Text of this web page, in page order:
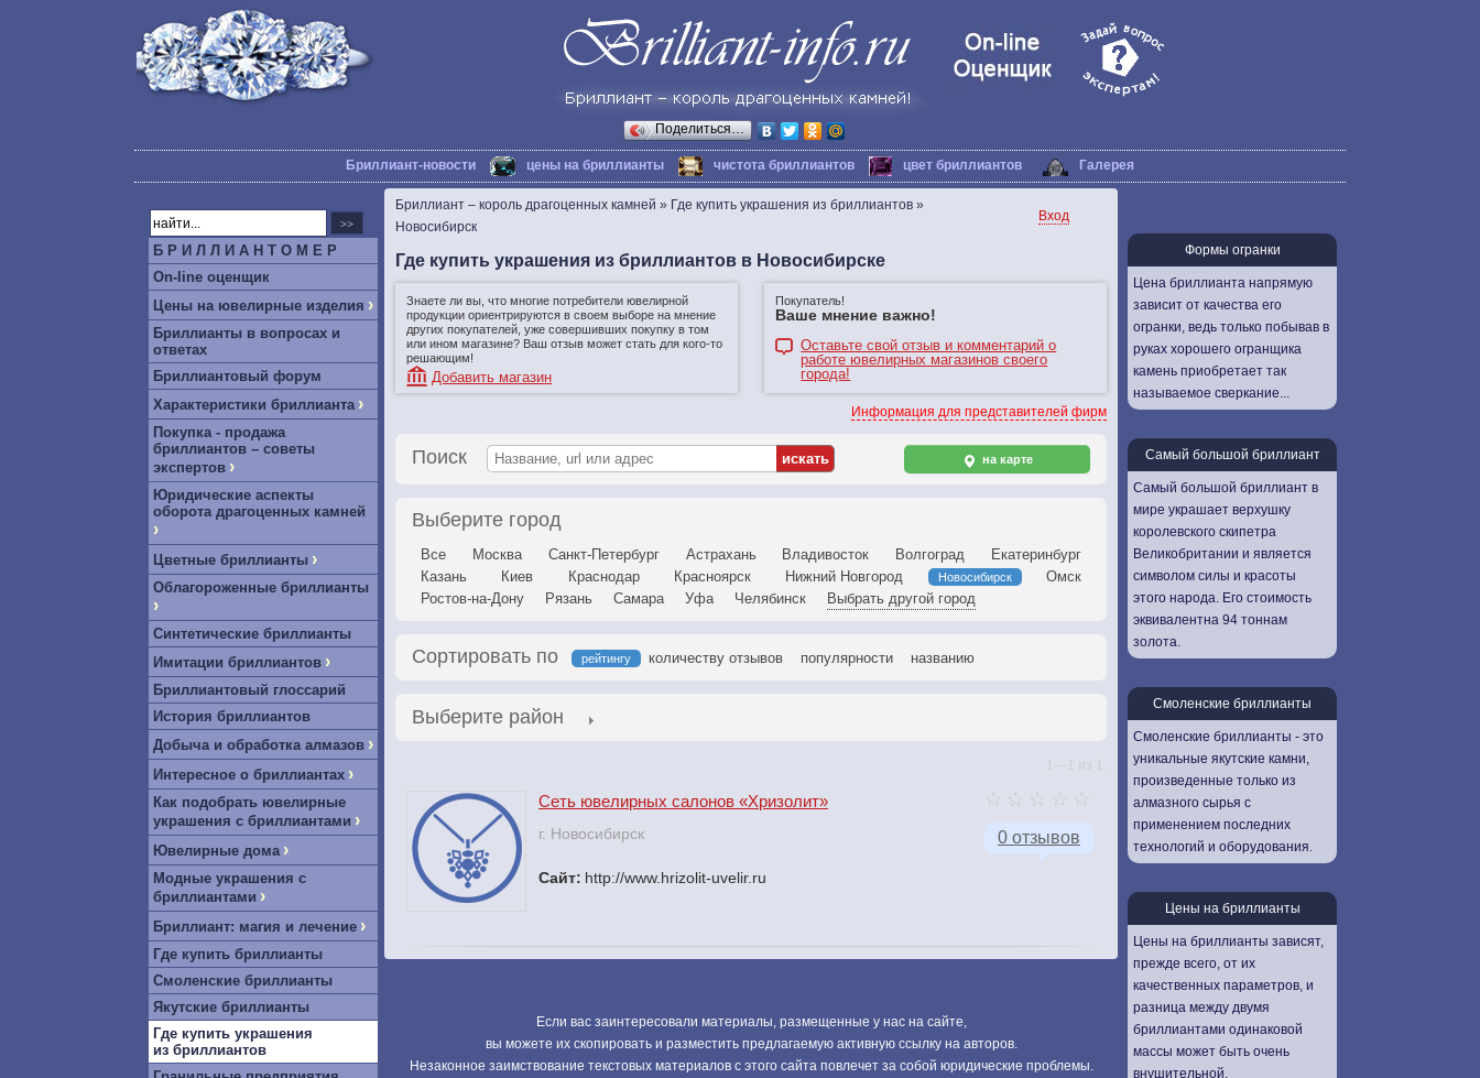
Поделиться…
Бриллиант-новости цены на бриллианты чистота бриллиантов цвет бриллиантов Галерея
Б Р И Л Л И А Н Т О М Е Р
On-line оценщик
Цены на ювелирные изделия ›
Бриллианты в вопросах и
ответах
Бриллиантовый форум
Характеристики бриллианта ›
Покупка - продажа
бриллиантов – советы
экспертов ›
Юридические аспекты
оборота драгоценных камней
›
Цветные бриллианты ›
Облагороженные бриллианты
›
Синтетические бриллианты
Имитации бриллиантов ›
Бриллиантовый глоссарий
История бриллиантов
Добыча и обработка алмазов ›
Интересное о бриллиантах ›
Как подобрать ювелирные
украшения с бриллиантами ›
Ювелирные дома ›
Модные украшения с
бриллиантами ›
Бриллиант: магия и лечение ›
Где купить бриллианты
Смоленские бриллианты
Якутские бриллианты
Где купить украшения
из бриллиантов
Бриллиант – король драгоценных камней » Где купить украшения из бриллиантов »
Новосибирск
Вход
Где купить украшения из бриллиантов в Новосибирске
Знаете ли вы, что многие потребители ювелирной
продукции ориентрируются в своем выборе на мнение
других покупателей, уже совершивших покупку в том
или ином магазине? Ваш отзыв может стать для кого-то
решающим!
Добавить магазин
Покупатель!
Ваше мнение важно!
Оставьте свой отзыв и комментарий о
работе ювелирных магазинов своего
города!
Информация для представителей фирм
Поиск на карте
Выберите город
Все Москва Санкт-Петербург Астрахань Владивосток Волгоград
Екатеринбург
Казань
Киев Краснодар Красноярск Нижний Новгород Новосибирск
Омск
Ростов-на-Дону
Рязань Самара Уфа Челябинск Выбрать другой город
Сортировать по рейтингу количеству отзывов популярности названию
Выберите район
1—1 из 1.
0 отзывов
Сеть ювелирных салонов «Хризолит»
г. Новосибирск
Сайт: http://www.hrizolit-uvelir.ru
Если вас заинтересовали материалы, размещенные у нас на сайте,
вы можете их скопировать и разместить предлагаемую активную ссылку на авторов.
Незаконное заимствование текстовых материалов с этого сайта повлечет за собой юридические проблемы.
Формы огранки
Цена бриллианта напрямую
зависит от качества его
огранки, ведь только побывав в
руках хорошего огранщика
камень приобретает так
называемое сверкание...
Самый большой бриллиант
Самый большой бриллиант в
мире украшает верхушку
королевского скипетра
Великобритании и является
символом силы и красоты
этого народа. Его стоимость
эквивалентна 94 тоннам
золота.
Смоленские бриллианты
Смоленские бриллианты - это
уникальные якутские камни,
произведенные только из
алмазного сырья с
применением последних
технологий и оборудования.
Цены на бриллианты
Цены на бриллианты зависят,
прежде всего, от их
качественных параметров, и
разница между двумя
бриллиантами одинаковой
массы может быть очень
внушительной.